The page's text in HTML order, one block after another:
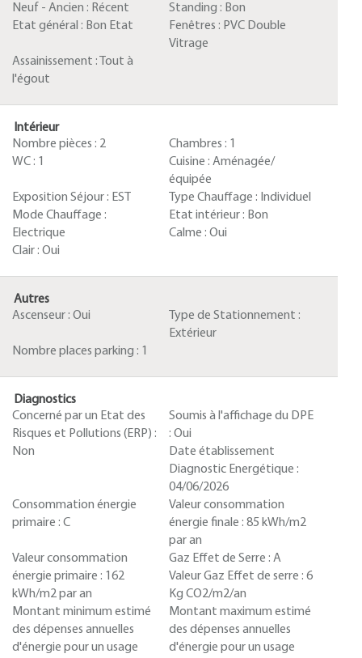
Neuf - Ancien : Récent Standing : Bon
Etat général : Bon Etat Fenêtres : PVC Double
Vitrage
Assainissement :
Tout à
l'égout
Intérieur
Nombre pièces : 2 Chambres : 1
WC : 1 Cuisine : Aménagée/
équipée
Exposition Séjour : EST Type Chauffage : Individuel
Mode Chauffage :
Electrique
Etat intérieur : Bon
Calme : Oui
Clair : Oui
Autres
Ascenseur : Oui
Type de Stationnement :
Extérieur
Nombre places parking : 1
Diagnostics
Concerné par un Etat des
Risques et Pollutions (ERP) :
Non
Soumis à l'affichage du DPE
: Oui
Date établissement
Diagnostic Energétique :
04/06/2026
Consommation énergie
primaire : C
Valeur consommation
énergie finale : 85 kWh/m2
par an
Valeur consommation
énergie primaire : 162
kWh/m2 par an
Gaz Effet de Serre : A
Valeur Gaz Effet de serre : 6
Kg CO2/m2/an
Montant minimum estimé
des dépenses annuelles
d'énergie pour un usage
Montant maximum estimé
des dépenses annuelles
d'énergie pour un usage